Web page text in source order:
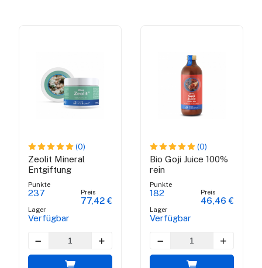
(0)
Zeolit Mineral
Entgiftung
Punkte
237
Lager
Verfügbar
Preis
77,42 €
(0)
Bio Goji Juice 100%
rein
Punkte
182
Lager
Verfügbar
Preis
46,46 €